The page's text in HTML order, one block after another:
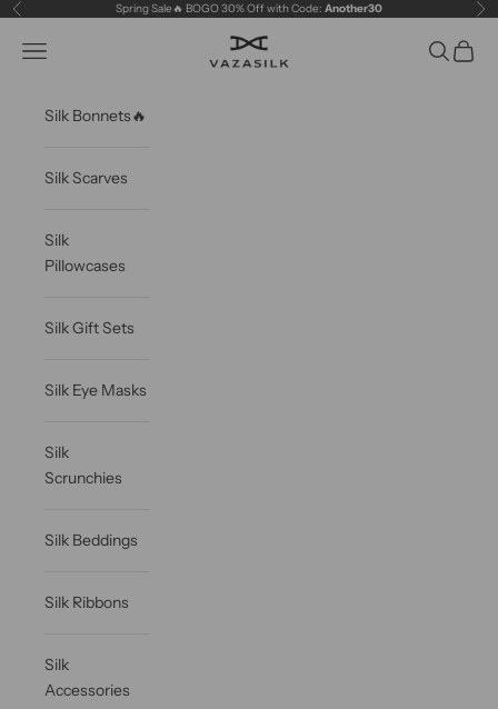
Skip to content
Previous Spring Sale🔥 BOGO 30% Off with Code: Another30
VAZASILK
Open navigation menu OpenOpen
Silk Bonnets🔥
Silk Scarves
Silk
Pillowcases
Silk Gift Sets
Silk Eye Masks
Silk
Scrunchies
Silk Beddings
Silk Ribbons
Silk
Accessories